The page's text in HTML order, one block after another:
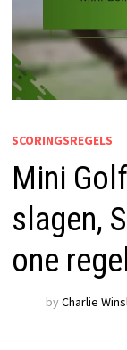
SCORINGSREGELS
Mini
slagen,
one
by Charlie